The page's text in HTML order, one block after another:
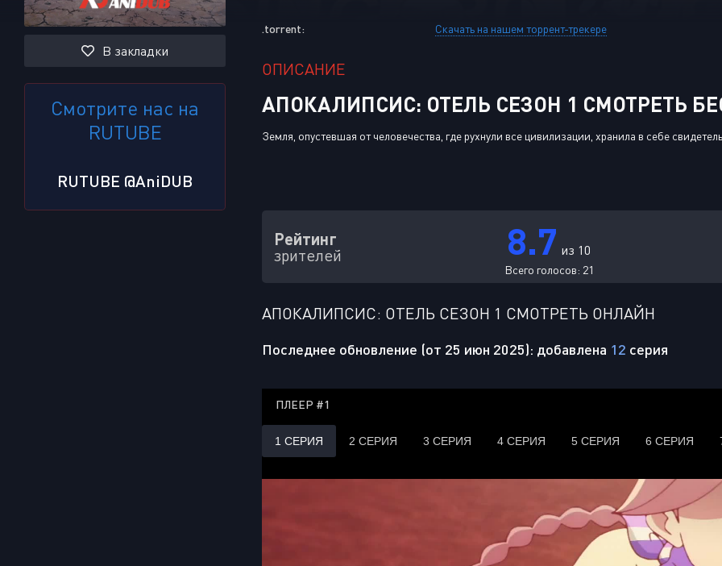
В закладки
Смотрите нас на
RUTUBE
RUTUBE @AniDUB
.torrent: Скачать на нашем торрент-трекере
ОПИСАНИЕ
АПОКАЛИПСИС: ОТЕЛЬ СЕЗОН 1 СМОТРЕТЬ
Земля, опустевшая от человечества, где рухнули все цивилизации, хранила в себе
Рейтинг
зрителей 8.7 из 10
Всего голосов: 21
АПОКАЛИПСИС: ОТЕЛЬ СЕЗОН 1 СМОТРЕТЬ ОНЛАЙН
Последнее обновление (от 25 июн 2025): добавлена 12 серия
ПЛЕЕР #1